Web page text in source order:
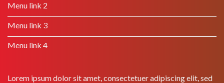
Menu link 2
Menu link 3
Menu link 4
Lorem ipsum dolor sit amet, consectetuer adipiscing elit, sed